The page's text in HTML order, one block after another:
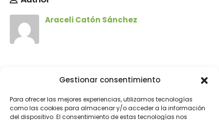
Gestionar consentimiento
Para ofrecer las mejores experiencias, utilizamos tecnologías
como las cookies para almacenar y/o acceder a la información
del dispositivo. El consentimiento de estas tecnologías nos
Araceli Catón Sánchez
Tu dirección de correo electrónico no será
publicada. Los campos obligatorios están marcados